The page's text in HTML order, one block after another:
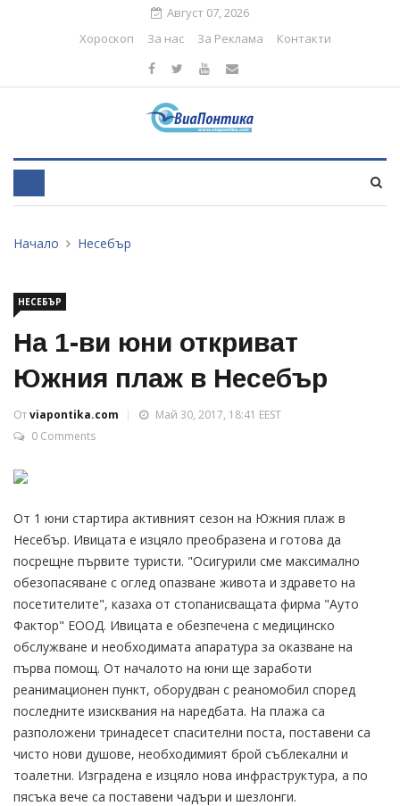
Август 07, 2026
Хороскоп
За нас За Реклама Контакти
Начало Несебър
НЕСЕБЪР
На 1-ви юни откриват
Южния плаж в Несебър
Отviapontika.com
Май 30, 2017, 18:41 EEST
0 Comments
От 1 юни стартира активният сезон на Южния плаж в
Несебър. Ивицата е изцяло преобразена и готова да
посрещне първите туристи. "Осигурили сме максимално
обезопасяване с оглед опазване живота и здравето на
посетителите", казаха от стопанисващата фирма "Ауто
Фактор" ЕООД. Ивицата е обезпечена с медицинско
обслужване и необходимата апаратура за оказване на
първа помощ. От началото на юни ще заработи
реанимационен пункт, оборудван с реаномобил според
последните изисквания на наредбата. На плажа са
разположени тринадесет спасителни поста, поставени са
чисто нови душове, необходимият брой съблекални и
тоалетни. Изградена е изцяло нова инфраструктура, а по
пясъка вече са поставени чадъри и шезлонги.